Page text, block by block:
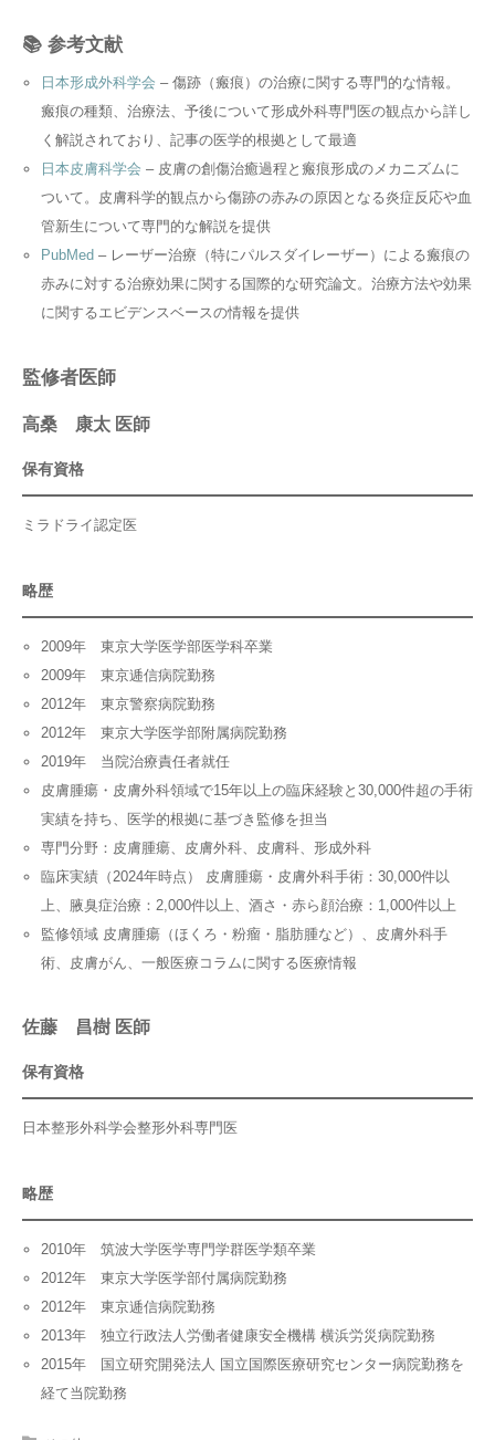
📚 参考文献
日本形成外科学会 – 傷跡（瘢痕）の治療に関する専門的な情報。
瘢痕の種類、治療法、予後について形成外科専門医の観点から詳し
く解説されており、記事の医学的根拠として最適
日本皮膚科学会 – 皮膚の創傷治癒過程と瘢痕形成のメカニズムに
ついて。皮膚科学的観点から傷跡の赤みの原因となる炎症反応や血
管新生について専門的な解説を提供
PubMed – レーザー治療（特にパルスダイレーザー）による瘢痕の
赤みに対する治療効果に関する国際的な研究論文。治療方法や効果
に関するエビデンスベースの情報を提供
監修者医師
高桑 康太 医師
保有資格
ミラドライ認定医
略歴
2009年 東京大学医学部医学科卒業
2009年 東京逓信病院勤務
2012年 東京警察病院勤務
2012年 東京大学医学部附属病院勤務
2019年 当院治療責任者就任
皮膚腫瘍・皮膚外科領域で15年以上の臨床経験と30,000件超の手術
実績を持ち、医学的根拠に基づき監修を担当
専門分野：皮膚腫瘍、皮膚外科、皮膚科、形成外科
臨床実績（2024年時点） 皮膚腫瘍・皮膚外科手術：30,000件以
上、腋臭症治療：2,000件以上、酒さ・赤ら顔治療：1,000件以上
監修領域 皮膚腫瘍（ほくろ・粉瘤・脂肪腫など）、皮膚外科手
術、皮膚がん、一般医療コラムに関する医療情報
佐藤 昌樹 医師
保有資格
日本整形外科学会整形外科専門医
略歴
2010年 筑波大学医学専門学群医学類卒業
2012年 東京大学医学部付属病院勤務
2012年 東京逓信病院勤務
2013年 独立行政法人労働者健康安全機構 横浜労災病院勤務
2015年 国立研究開発法人 国立国際医療研究センター病院勤務を
経て当院勤務